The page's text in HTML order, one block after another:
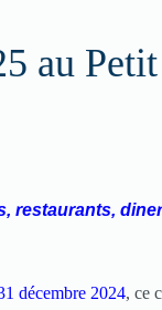
au Petit
restaurants,
décembre 2024, ce